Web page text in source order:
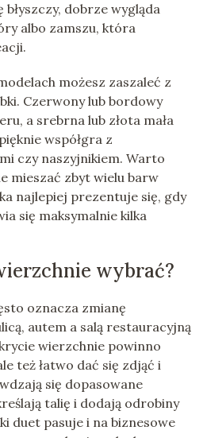
błyszczy, dobrze wygląda
albo zamszu, która
możesz zaszaleć z
Czerwony lub bordowy
a srebrna lub złota mała
współgra z
czy naszyjnikiem. Warto
mieszać zbyt wielu barw
najlepiej prezentuje się, gdy
się maksymalnie kilka
wybrać?
oznacza zmianę
autem a salą restauracyjną
wierzchnie powinno
też łatwo dać się zdjąć i
się dopasowane
talię i dodają odrobiny
duet pasuje i na biznesowe